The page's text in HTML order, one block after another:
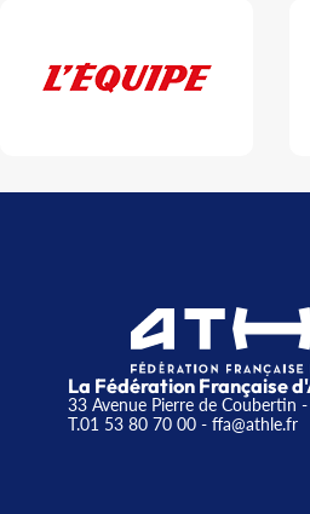
La Fédération Française
33 Avenue Pierre de Coubertin
T.01 53 80 70 00- ffa@athle.fr